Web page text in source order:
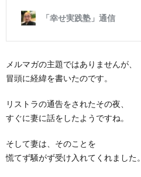
メルマガの主題ではありませんが、
冒頭に経緯を書いたのです。
リストラの通告をされたその夜、
すぐに妻に話をしたようですね。
そして妻は、そのことを
慌てず騒がず受け入れてくれました。